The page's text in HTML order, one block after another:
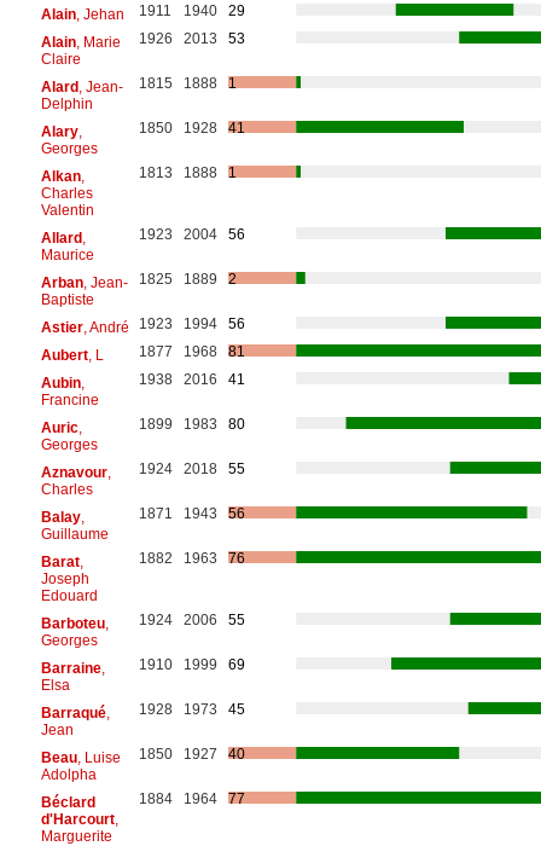
Alain, Jehan 1911 1940
29
Alain, Marie
Claire
1926 2013 53
Alard, Jean-
Delphin
1815 1888 1
Alary,
Georges
1850 1928 41
Alkan,
Charles
Valentin
1813 1888 1
Allard,
Maurice
1923 2004 56
Arban, Jean-
Baptiste
1825 1889 2
Astier, André 1923 1994
56
Aubert, L 1877 1968
81
Aubin,
Francine
1938 2016 41
Auric,
Georges
1899 1983 80
Aznavour,
Charles
1924 2018 55
Balay,
Guillaume
1871 1943 56
Barat,
Joseph
Edouard
1882 1963 76
Barboteu,
Georges
1924 2006 55
Barraine,
Elsa
1910 1999 69
Barraqué,
Jean
1928 1973 45
Beau, Luise
Adolpha
1850 1927 40
Béclard
d'Harcourt,
Marguerite
1884 1964 77